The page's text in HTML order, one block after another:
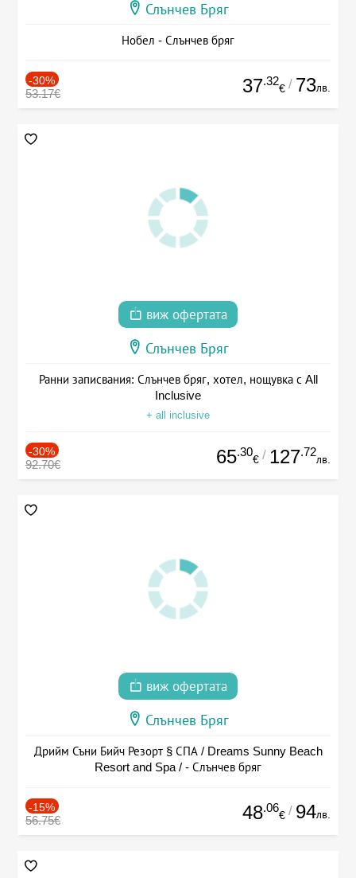
Слънчев Бряг
Нобел - Слънчев бряг
-30%
53.17€ 37.32
€ / 73лв.
виж офертата
Слънчев Бряг
Ранни записвания: Слънчев бряг, хотел, нощувка с All
Inclusive
+ all inclusive
-30%
92.70€ 65.30
€ / 127.72
лв.
виж офертата
Слънчев Бряг
Дрийм Съни Бийч Резорт § СПА / Dreams Sunny Beach
Resort and Spa / - Слънчев бряг
-15%
56.75€ 48.06
€ / 94лв.